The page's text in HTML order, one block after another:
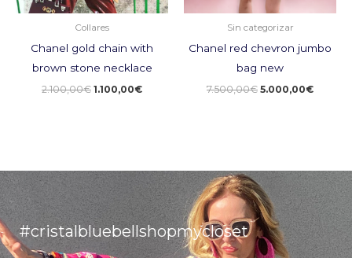
Collares
Chanel gold chain with
brown stone necklace
2.100,00€ 1.100,00€
Sin categorizar
Chanel red chevron jumbo
bag new
7.500,00€ 5.000,00€
#cristalbluebellshopmycloset